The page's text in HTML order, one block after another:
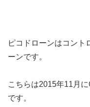
ピコドローンはコント
ーンです。
こちらは2015年11月
です。